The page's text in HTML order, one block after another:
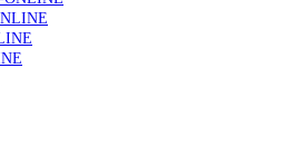
para primeira linha no cancro da
metastático em doentes não
PD-(L)1